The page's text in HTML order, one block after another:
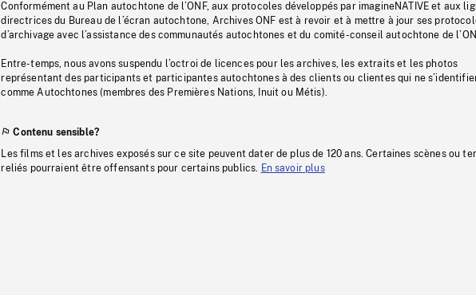
Conformément au Plan autochtone de l’ONF, aux protocoles développés par imagineNATIVE et aux
directrices du Bureau de l’écran autochtone, Archives ONF est à revoir et à mettre à jour ses
d’archivage avec l’assistance des communautés autochtones et du comité-conseil autochtone de
Entre-temps, nous avons suspendu l’octroi de licences pour les archives, les extraits et les photos
représentant des participants et participantes autochtones à des clients ou clientes qui ne
comme Autochtones (membres des Premières Nations, Inuit ou Métis).
Contenu sensible?
Les films et les archives exposés sur ce site peuvent dater de plus de 120 ans. Certaines scènes ou
reliés pourraient être offensants pour certains publics. En savoir plus